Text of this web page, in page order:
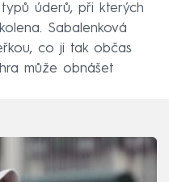
úderů, při kterých
Sabalenková
co ji tak občas
může obnášet